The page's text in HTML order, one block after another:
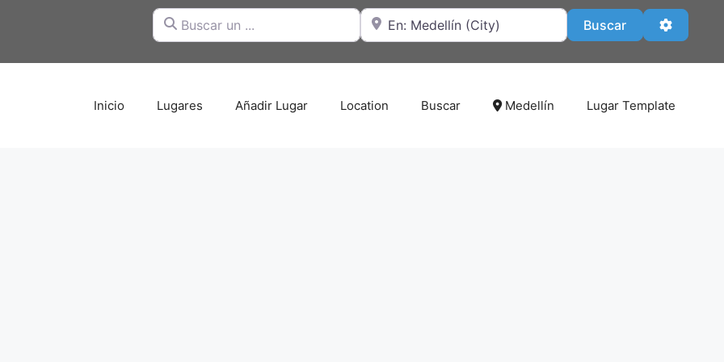
Buscar un ... Cerca de BuscarBuscar
Inicio Lugares Añadir Lugar Location Buscar Medellín Lugar Template